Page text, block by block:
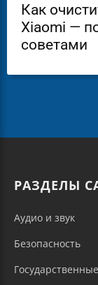
Как
Xiaomi —
советами
РАЗДЕЛЫ
Аудио и звук
Безопасность